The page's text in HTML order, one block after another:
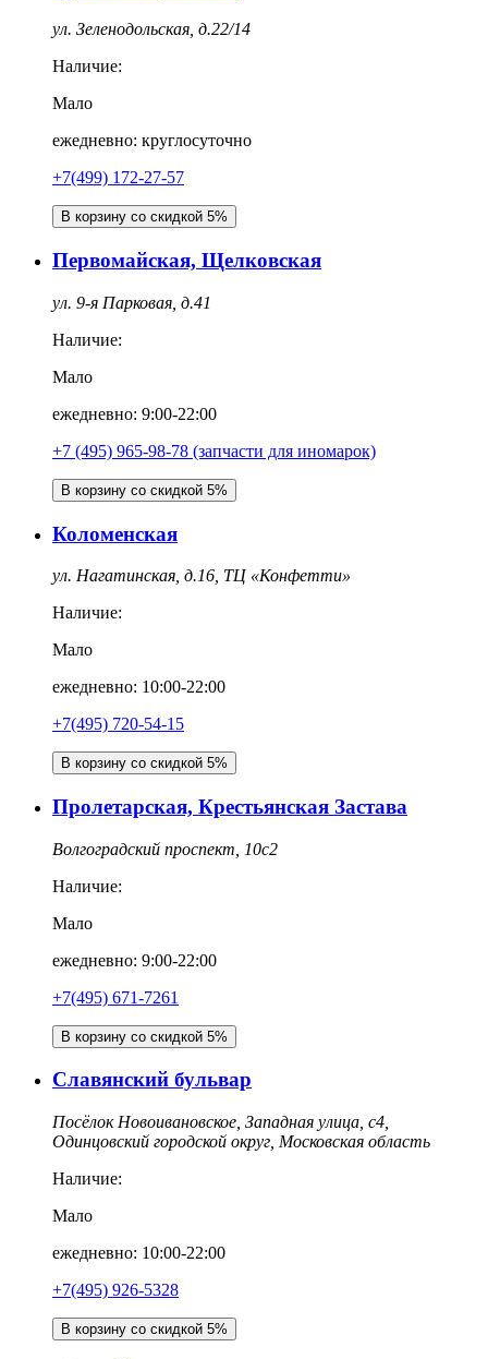
ул. Зеленодольская, д.22/14
Наличие:
Мало
ежедневно: круглосуточно
+7(499) 172-27-57
В корзину со скидкой 5%
Первомайская, Щелковская
ул. 9-я Парковая, д.41
Наличие:
Мало
ежедневно: 9:00-22:00
+7 (495) 965-98-78 (запчасти для иномарок)
В корзину со скидкой 5%
Коломенская
ул. Нагатинская, д.16, ТЦ «Конфетти»
Наличие:
Мало
ежедневно: 10:00-22:00
+7(495) 720-54-15
В корзину со скидкой 5%
Пролетарская, Крестьянская Застава
Волгоградский проспект, 10с2
Наличие:
Мало
ежедневно: 9:00-22:00
+7(495) 671-7261
В корзину со скидкой 5%
Славянский бульвар
Посёлок Новоивановское, Западная улица, с4,
Одинцовский городской округ, Московская область
Наличие:
Мало
ежедневно: 10:00-22:00
+7(495) 926-5328
В корзину со скидкой 5%